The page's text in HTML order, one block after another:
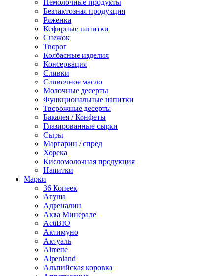
Немолочные продукты
Безлактозная продукция
Ряженка
Кефирные напитки
Снежок
Творог
Колбасные изделия
Консервация
Сливки
Сливочное масло
Молочные десерты
Функциональные напитки
Творожные десерты
Бакалея / Конфеты
Глазированные сырки
Сыры
Маргарин / спред
Хорека
Кисломолочная продукция
Напитки
Марки
36 Копеек
Агуша
Адреналин
Аква Минерале
ActiBIO
Актимуно
Актуаль
Almette
Alpenland
Альпийская коровка